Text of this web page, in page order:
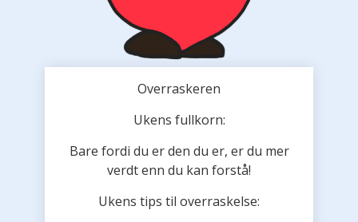
Overraskeren
Ukens fullkorn:
Bare fordi du er den du er, er du mer
verdt enn du kan forstå!
Ukens tips til overraskelse: